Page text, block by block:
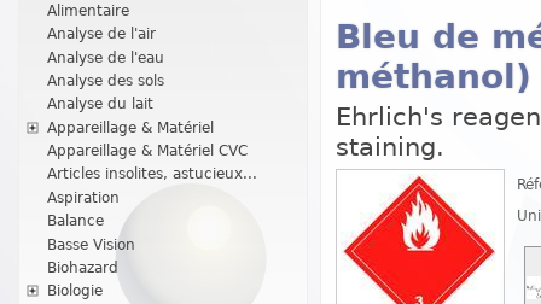
Alimentaire
Analyse de l'air
Analyse de l'eau
Analyse des sols
Analyse du lait
Appareillage & Matériel
Appareillage & Matériel CVC
Articles insolites, astucieux...
Aspiration
Balance
Basse Vision
Biohazard
Biologie
Bleu de
méthanol)
Ehrlich's
staining.